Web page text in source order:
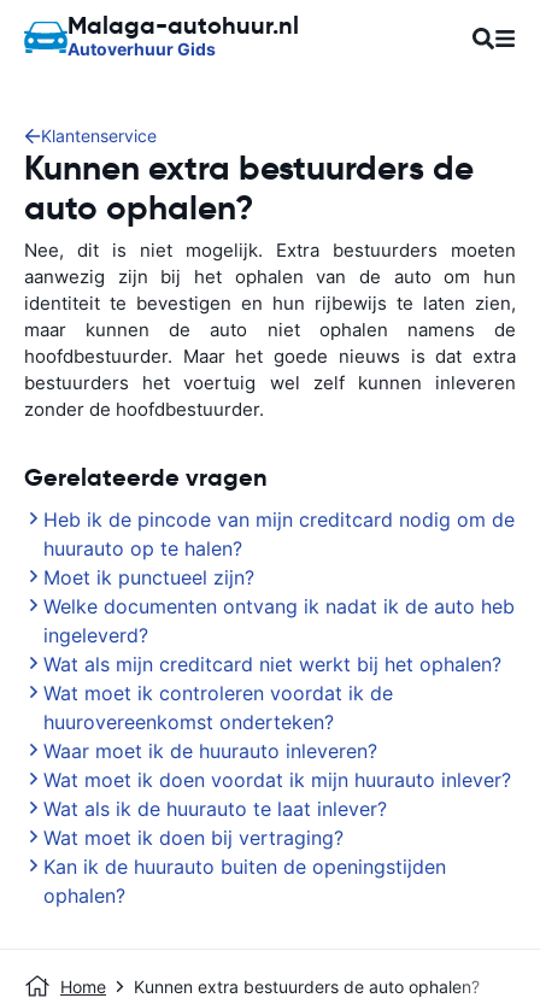
Malaga-autohuur.nl
Autoverhuur Gids
Klantenservice
Kunnen extra bestuurders de
auto ophalen?
Nee, dit is niet mogelijk. Extra bestuurders moeten
aanwezig zijn bij het ophalen van de auto om hun
identiteit te bevestigen en hun rijbewijs te laten zien,
maar kunnen de auto niet ophalen namens de
hoofdbestuurder. Maar het goede nieuws is dat extra
bestuurders het voertuig wel zelf kunnen inleveren
zonder de hoofdbestuurder.
Gerelateerde vragen
Heb ik de pincode van mijn creditcard nodig om de
huurauto op te halen?
Moet ik punctueel zijn?
Welke documenten ontvang ik nadat ik de auto heb
ingeleverd?
Wat als mijn creditcard niet werkt bij het ophalen?
Wat moet ik controleren voordat ik de
huurovereenkomst onderteken?
Waar moet ik de huurauto inleveren?
Wat moet ik doen voordat ik mijn huurauto inlever?
Wat als ik de huurauto te laat inlever?
Wat moet ik doen bij vertraging?
Kan ik de huurauto buiten de openingstijden
ophalen?
Home Kunnen extra bestuurders de auto ophalen?